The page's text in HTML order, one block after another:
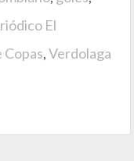
El
Copas,Verdolaga